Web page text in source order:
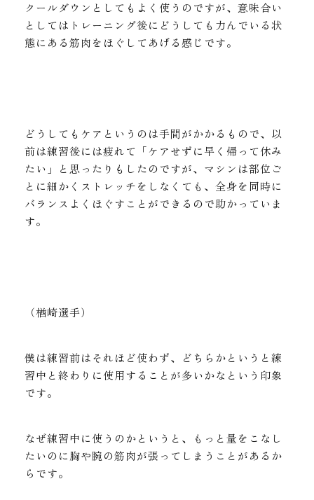
クールダウンとしてもよく使うのですが、意味合い
としてはトレーニング後にどうしても力んでいる状
態にある筋肉をほぐしてあげる感じです。
どうしてもケアというのは手間がかかるもので、以
前は練習後には疲れて「ケアせずに早く帰って休み
たい」と思ったりもしたのですが、マシンは部位ご
とに細かくストレッチをしなくても、全身を同時に
バランスよくほぐすことができるので助かっていま
す。
（楢崎選手）
僕は練習前はそれほど使わず、どちらかというと練
習中と終わりに使用することが多いかなという印象
です。
なぜ練習中に使うのかというと、もっと量をこなし
たいのに胸や腕の筋肉が張ってしまうことがあるか
らです。